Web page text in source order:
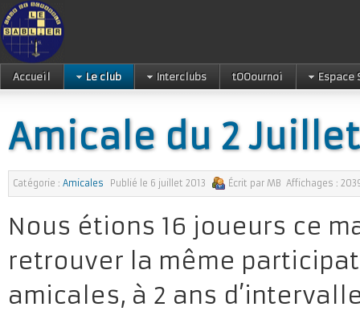
Accueil Le club Interclubs tOOournoi Espace
Amicale du 2
Catégorie : Amicales Publié le 6 juillet 2013 Écrit par MB Affichages :
Nous étions 16 joueurs ce
retrouver la même
amicales, à 2 ans